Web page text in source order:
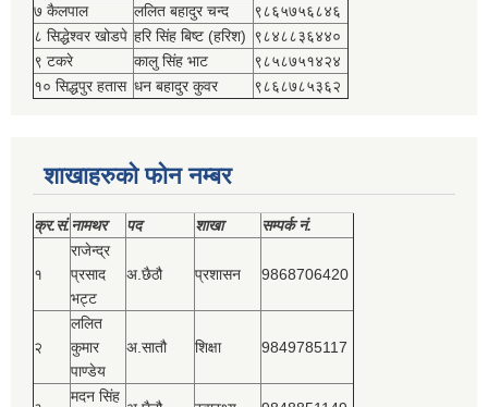
७ कैलपाल
ललित बहादुर चन्द
९८६५७५६८४६
८ सिद्धेश्‍वर खोडपे हरि सिंह बिष्‍ट (हरिश) ९८४८८३६४४०
९ टकरे
कालु सिंह भाट
९८५८७५१४२४
१० सिद्धपुर हतास धन बहादुर कुवर ९८६८७८५३६२
शाखाहरुको फोन नम्बर
क्र.सं.नामथर पद शाखा सम्‍पर्क नं.
१
राजेन्द्र
प्रसाद
भट्ट
अ.छैठौ प्रशासन 9868706420
२
ललित
कुमार
पाण्डेय
अ.सातौ शिक्षा 9849785117
मदन सिंह